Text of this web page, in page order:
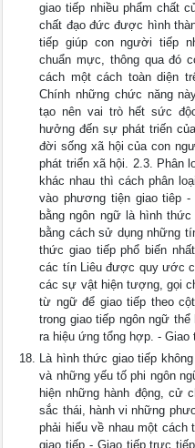
giao tiếp nhiều phẩm chất
chất đạo đức được hình
tiếp giúp con người tiếp
chuẩn mực, thông qua đó
cách một cách toàn diện
Chính những chức năng
tạo nên vai trò hết sức
hưởng đến sự phát triến
đời sống xã hội của con
phát triển xã hội. 2.3. Phân
khác nhau thì cách phân
vào phương tiện giao tiêp
bằng ngôn ngữ là hình
bằng cách sử dụng những
thức giao tiếp phổ biến
các tín Liêu được quy ước
các sự vật hiện tượng, gọi
từ ngữ để giao tiếp theo
trong giao tiếp ngôn ngữ
ra hiệu ứng tổng hợp. - Giao
Là hình thức giao tiếp
và những yếu tố phi ngôn
hiện những hành động, cử
sắc thái, hành vi những
phải hiểu về nhau một
giao tiếp - Giao tiếp trực